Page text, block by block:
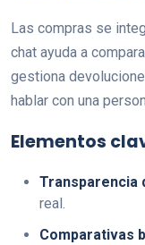
Las compras se
chat ayuda a
gestiona
hablar con una
Elementos
Transparencia
real.
Comparativas